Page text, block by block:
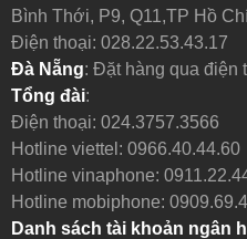
Bình Thới, P9, Q11,TP Hồ
Điện thoại: 028.22.53.43.17
Đà Nẵng: Đặt hàng qua điện
Tổng đài:
Điện thoại: 024.3757.3566
Hotline viettel: 0966.40.44.60
Hotline vinaphone:
Hotline mobiphone:
Danh sách tài khoản ngân